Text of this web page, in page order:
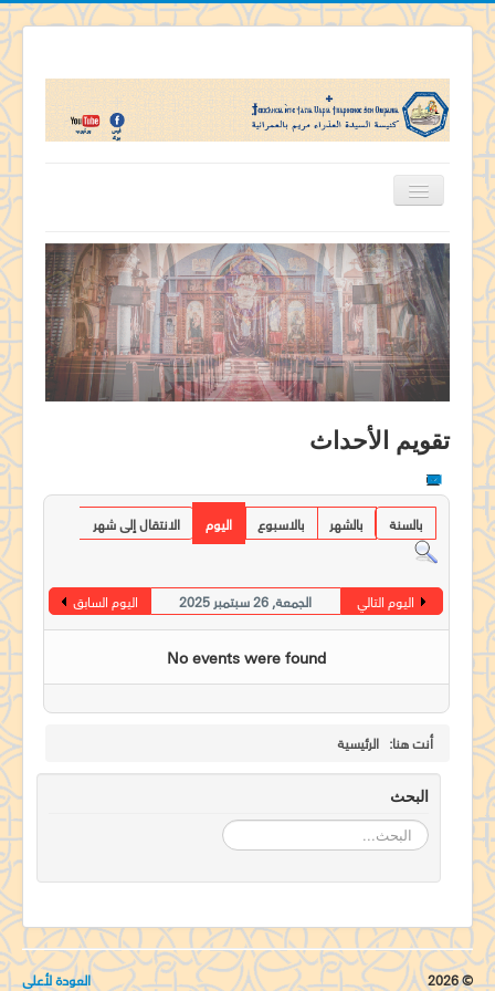
الرئيسية
تاريخ كنيستنا
اباء الكنيسة
قديسى الكنيسة
منشآت الكنيسة
خدمات الكنيسة
تفاسير ومسابقات
جدول الخدمات الطقسية
طلبات الصلاة
جاليرى
مركز لامباس
تقويم الأحداث
بالسنة بالشهر بالاسبوع اليوم الانتقال إلى شهر
اليوم السابق الجمعة, 26 سبتمبر 2025 اليوم التالي
No events were found
أنت هنا: الرئيسية
البحث
البحث...
العودة لأعلى © 2026